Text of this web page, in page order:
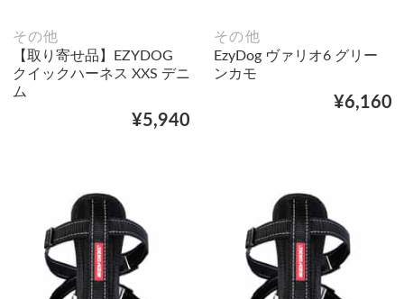
その他
【取り寄せ品】EZYDOG
クイックハーネス XXS デニ
ム
¥5,940
その他
EzyDog ヴァリオ6 グリー
ンカモ
¥6,160